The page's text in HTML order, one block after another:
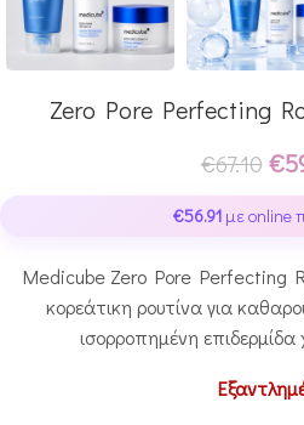
Zero Pore Perfecting
€67.10 €
€56.91 με online
Medicube Zero Pore Perfecting
κορεάτικη ρουτίνα για
ισορροπημένη